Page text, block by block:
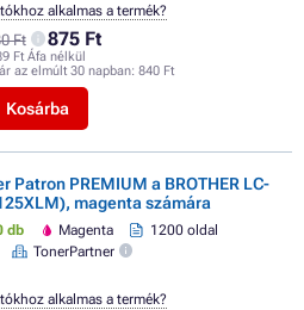
Ft 875 Ft
Ft Áfa nélkül
az elmúlt 30 napban: 840 Ft
Kosárba
alkalmas a termék?
Patron PREMIUM a BROTHER LC-
magenta számára
db Magenta
1200 oldal
TonerPartner
alkalmas a termék?